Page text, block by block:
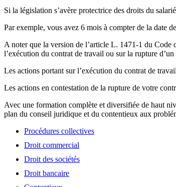
Si la législation s’avère protectrice des droits du
Par exemple, vous avez 6 mois à compter de la date
A noter que la version de l’article L. 1471-1 du Code
l’exécution du contrat de travail ou sur la rupture
Les actions portant sur l’exécution du contrat de
Les actions en contestation de la rupture de votre
Avec une formation complète et diversifiée de haut
plan du conseil juridique et du contentieux aux
Procédures collectives
Droit commercial
Droit des sociétés
Droit bancaire